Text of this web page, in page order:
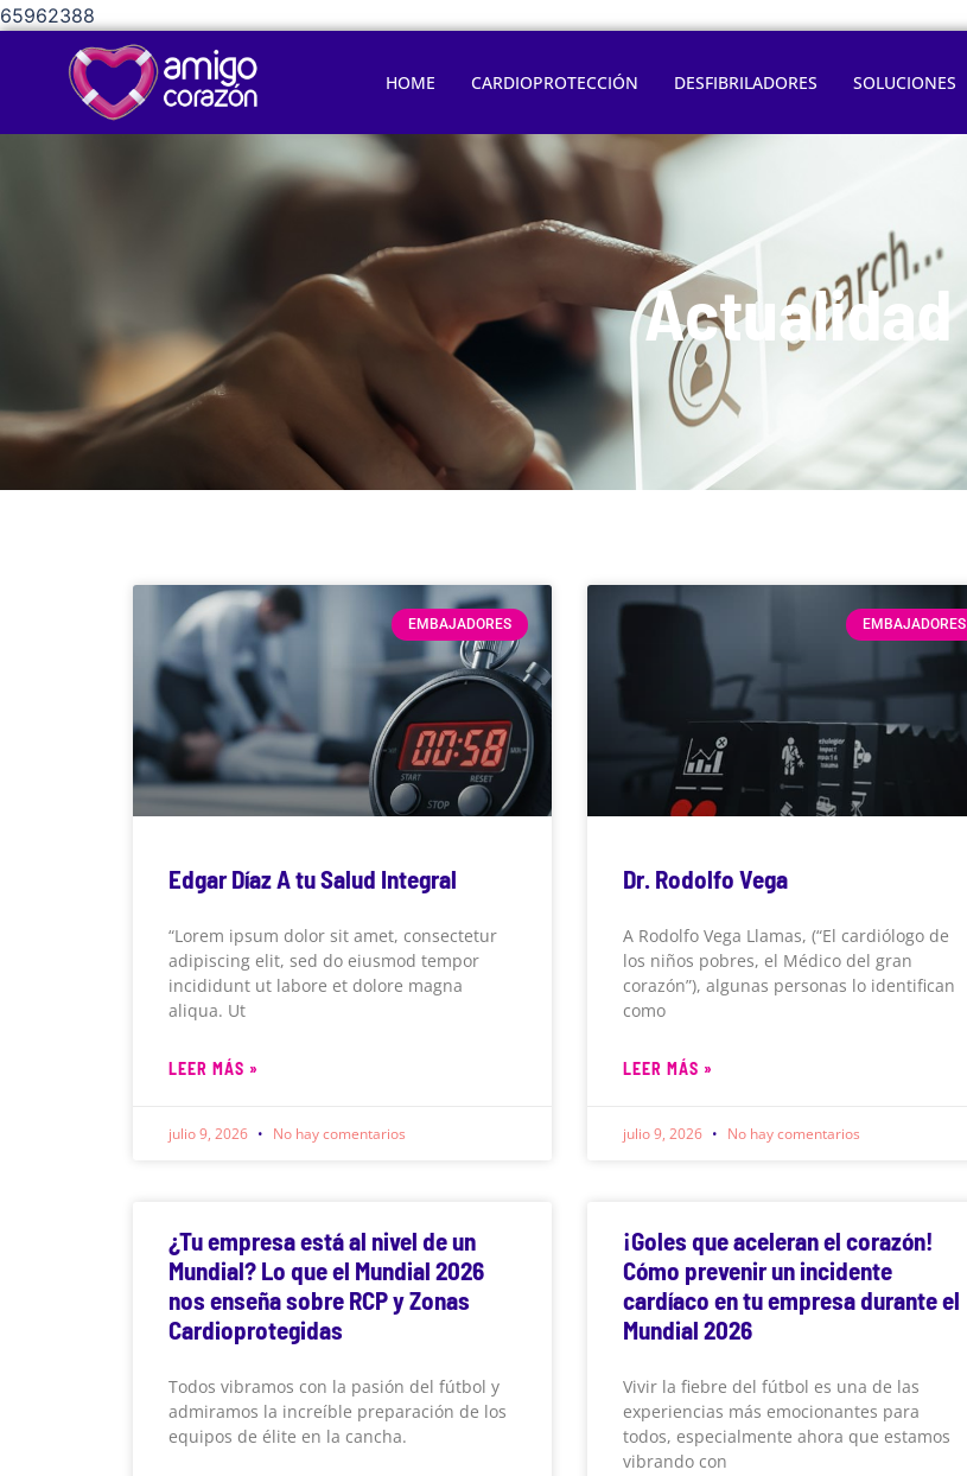
65962388
HOME CARDIOPROTECCIÓN DESFIBRILADORES SOLUCIONES
Actualidad
EMBAJADORES
Edgar Díaz A tu Salud Integral
“Lorem ipsum dolor sit amet, consectetur
adipiscing elit, sed do eiusmod tempor
incididunt ut labore et dolore magna
aliqua. Ut
LEER MÁS »
julio 9, 2026 No hay comentarios
EMBAJADORES
Dr. Rodolfo Vega
A Rodolfo Vega Llamas, (“El cardiólogo de
los niños pobres, el Médico del gran
corazón”), algunas personas lo identifican
como
LEER MÁS »
julio 9, 2026 No hay comentarios
¿Tu empresa está al nivel de un
Mundial? Lo que el Mundial 2026
nos enseña sobre RCP y Zonas
Cardioprotegidas
Todos vibramos con la pasión del fútbol y
admiramos la increíble preparación de los
equipos de élite en la cancha.
¡Goles que aceleran el corazón!
Cómo prevenir un incidente
cardíaco en tu empresa durante el
Mundial 2026
Vivir la fiebre del fútbol es una de las
experiencias más emocionantes para
todos, especialmente ahora que estamos
vibrando con